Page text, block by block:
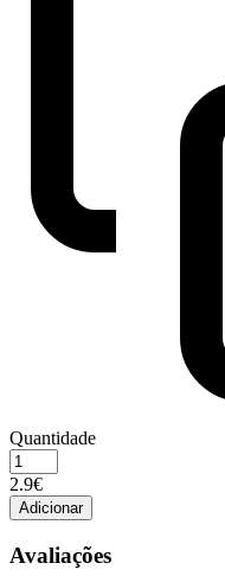
Quantidade
Quantidade
de
PRO
PLAN
CANINE
EN
2.9€
Adicionar
Avaliações